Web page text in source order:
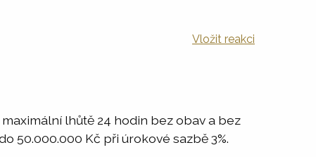
Vložit reakci
lhůtě 24 hodin bez obav a bez
50.000.000 Kč při úrokové sazbě 3%.